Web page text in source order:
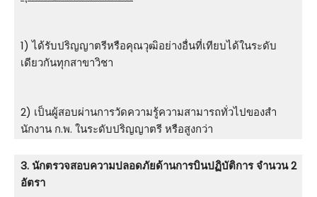
1) ได้รับปริญญาตรีหรือคุณวุฒิอย่างอื่นที่เทียบได้ในระดับ
เดียวกันทุกสาขาวิชา
2) เป็นผู้สอบผ่านการวัดความรู้ความสามารถทั่วไปของสํา
นักงาน ก.พ. ในระดับปริญญาตรี หรือสูงกว่า
3. นักตรวจสอบความปลอดภัยด้านการบินปฏิบัติการ จำนวน 2
อัตรา